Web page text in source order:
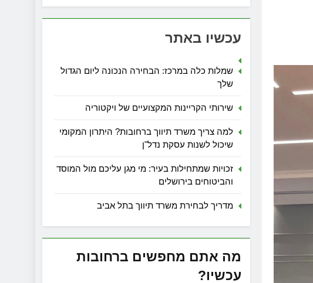
עכשיו באתר
שמלות כלה במרכז: הבחירה הנכונה ליום הגדול
שלך
שירותי הקריינות המקצועיים של ויקטוריה
למה צריך משרד תיווך ברחובות? היתרון המקומי
שיכול לשנות עסקת נדל"ן
זכויות שמתחילות בעיר: מי מגן עליכם מול המוסד
והביטוחים בירושלים
מדריך לבחירת משרד תיווך בתל אביב
מה אתם מחפשים ברחובות
עכשיו?